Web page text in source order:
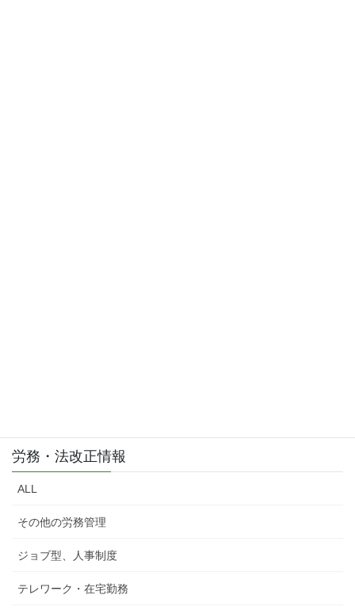
労務・法改正情報
ALL
その他の労務管理
ジョブ型、人事制度
テレワーク・在宅勤務